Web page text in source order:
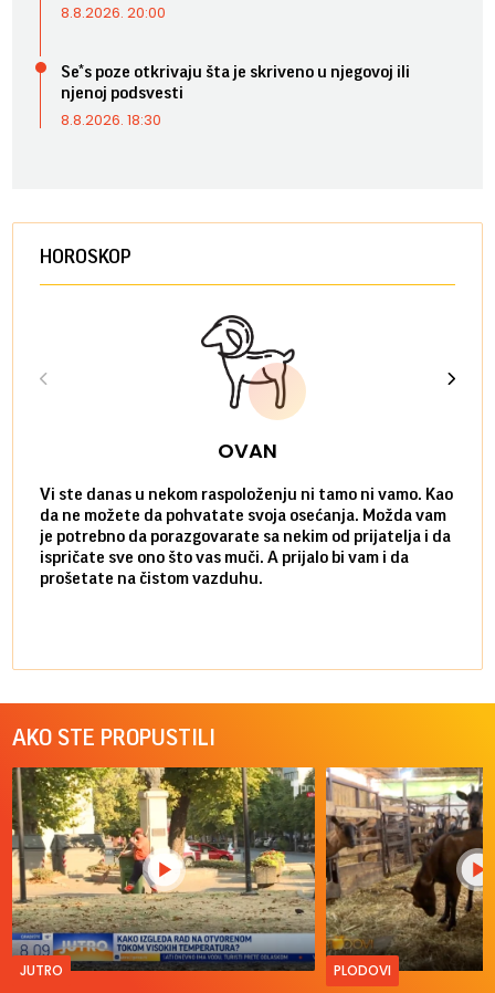
8.8.2026. 20:00
Se*s poze otkrivaju šta je skriveno u njegovoj ili
njenoj podsvesti
8.8.2026. 18:30
HOROSKOP
OVAN
Vi ste danas u nekom raspoloženju ni tamo ni vamo. Kao
da ne možete da pohvatate svoja osećanja. Možda vam
je potrebno da porazgovarate sa nekim od prijatelja i da
ispričate sve ono što vas muči. A prijalo bi vam i da
prošetate na čistom vazduhu.
AKO STE PROPUSTILI
JUTRO PLODOVI